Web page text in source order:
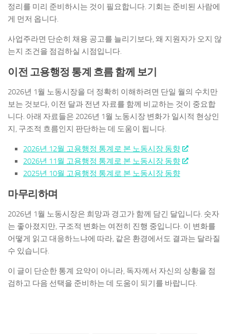
정리를 미리 준비하시는 것이 필요합니다. 기회는 준비된 사람에
게 먼저 옵니다.
사업주라면 단순히 채용 공고를 늘리기보다, 왜 지원자가 오지 않
는지 조건을 점검하실 시점입니다.
이전 고용행정 통계 흐름 함께 보기
2026년 1월 노동시장을 더 정확히 이해하려면 단일 월의 수치만
보는 것보다, 이전 달과 전년 자료를 함께 비교하는 것이 중요합
니다. 아래 자료들은 2026년 1월 노동시장 변화가 일시적 현상인
지, 구조적 흐름인지 판단하는 데 도움이 됩니다.
2026년 12월 고용행정 통계로 본 노동시장 동향
2026년 11월 고용행정 통계로 본 노동시장 동향
2025년 10월 고용행정 통계로 본 노동시장 동향
마무리하며
2026년 1월 노동시장은 희망과 경고가 함께 담긴 달입니다. 숫자
는 좋아졌지만, 구조적 변화는 여전히 진행 중입니다. 이 변화를
어떻게 읽고 대응하느냐에 따라, 같은 환경에서도 결과는 달라질
수 있습니다.
이 글이 단순한 통계 요약이 아니라, 독자께서 자신의 상황을 점
검하고 다음 선택을 준비하는 데 도움이 되기를 바랍니다.